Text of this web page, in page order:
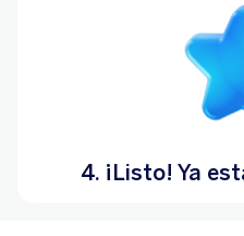
4. ¡Listo! Ya